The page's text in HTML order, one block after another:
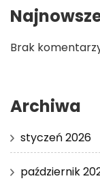
Brak
Archiwa
styczeń 2026
październik